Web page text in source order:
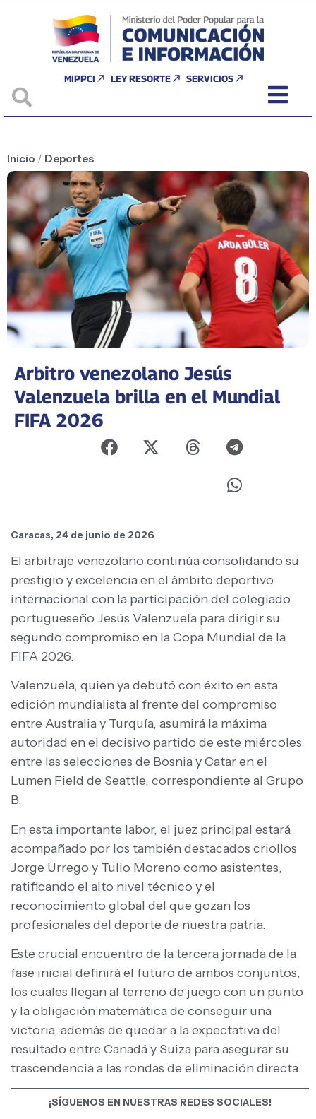
MIPPCI LEY RESORTE SERVICIOS
Inicio / Deportes
Arbitro venezolano Jesús
Valenzuela brilla en el Mundial
FIFA 2026
Caracas, 24 de junio de 2026
El arbitraje venezolano continúa consolidando su
prestigio y excelencia en el ámbito deportivo
internacional con la participación del colegiado
portugueseño Jesús Valenzuela para dirigir su
segundo compromiso en la Copa Mundial de la
FIFA 2026.
Valenzuela, quien ya debutó con éxito en esta
edición mundialista al frente del compromiso
entre Australia y Turquía, asumirá la máxima
autoridad en el decisivo partido de este miércoles
entre las selecciones de Bosnia y Catar en el
Lumen Field de Seattle, correspondiente al Grupo
B.
En esta importante labor, el juez principal estará
acompañado por los también destacados criollos
Jorge Urrego y Tulio Moreno como asistentes,
ratificando el alto nivel técnico y el
reconocimiento global del que gozan los
profesionales del deporte de nuestra patria.
Este crucial encuentro de la tercera jornada de la
fase inicial definirá el futuro de ambos conjuntos,
los cuales llegan al terreno de juego con un punto
y la obligación matemática de conseguir una
victoria, además de quedar a la expectativa del
resultado entre Canadá y Suiza para asegurar su
trascendencia a las rondas de eliminación directa.
¡SÍGUENOS EN NUESTRAS REDES SOCIALES!